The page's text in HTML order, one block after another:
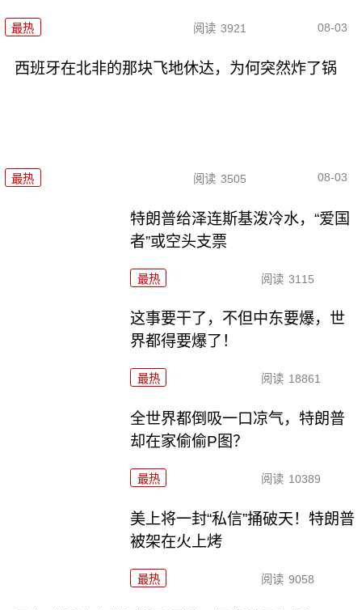
最热 阅读 3921 08-03
西班牙在北非的那块飞地休达，为何突然炸了锅
最热 阅读 3505 08-03
特朗普给泽连斯基泼冷水，“爱国
者”或空头支票
最热 阅读 3115
这事要干了，不但中东要爆，世
界都得要爆了！
最热 阅读 18861
全世界都倒吸一口凉气，特朗普
却在家偷偷P图？
最热 阅读 10389
美上将一封“私信”捅破天！特朗普
被架在火上烤
最热 阅读 9058